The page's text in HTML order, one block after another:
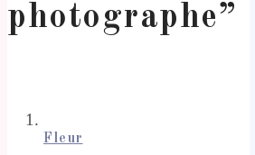
photographe”
Fleur